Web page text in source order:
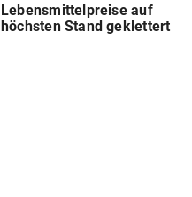
Lebensmittelpreise auf
höchsten Stand geklettert